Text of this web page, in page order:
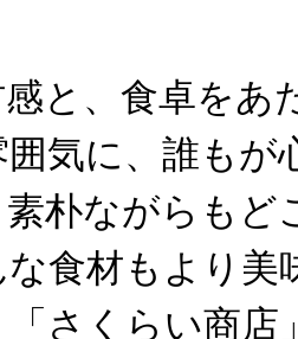
と、食卓をあ
気に、誰もが
朴ながらもど
食材もより美
「さくらい商